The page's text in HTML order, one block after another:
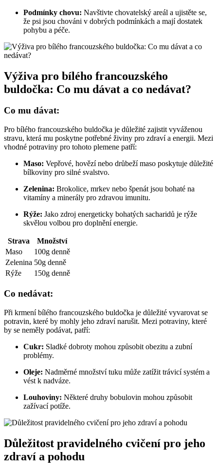
Podmínky chovu: Navštivte chovatelský areál a ujistěte se,
že psi jsou chováni v dobrých podmínkách a mají dostatek
pohybu a péče.
Výživa pro bílého francouzského
buldočka: Co mu dávat a co nedávat?
Co mu dávat:
Pro bílého francouzského buldočka je důležité zajistit vyváženou
stravu, která mu poskytne potřebné živiny pro zdraví a energii. Mezi
vhodné potraviny pro tohoto plemene patří:
Maso: Vepřové, hovězí nebo drůbeží maso poskytuje důležité
bílkoviny pro silné svalstvo.
Zelenina: Brokolice, mrkev nebo špenát jsou bohaté na
vitamíny a minerály pro zdravou imunitu.
Rýže: Jako zdroj energeticky bohatých sacharidů je rýže
skvělou volbou pro doplnění energie.
Strava
Množství
Maso
100g denně
Zelenina 50g denně
Rýže
150g denně
Co nedávat:
Při krmení bílého francouzského buldočka je důležité vyvarovat se
potravin, které by mohly jeho zdraví narušit. Mezi potraviny, které
by se neměly podávat, patří:
Cukr: Sladké dobroty mohou způsobit obezitu a zubní
problémy.
Oleje: Nadměrné množství tuku může zatížit trávicí systém a
vést k nadváze.
Louhoviny: Některé druhy bobulovin mohou způsobit
zažívací potíže.
Důležitost pravidelného cvičení pro jeho
zdraví a pohodu